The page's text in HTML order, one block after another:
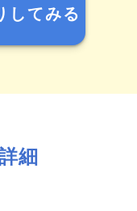
してみる
細